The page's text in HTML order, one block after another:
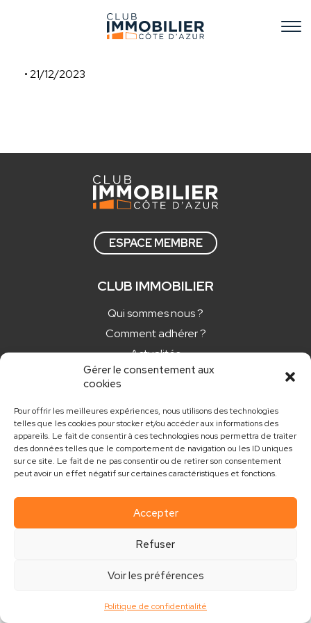
Gérer le consentement aux
cookies
Pour offrir les meilleures expériences, nous utilisons des technologies
telles que les cookies pour stocker et/ou accéder aux informations des
appareils. Le fait de consentir à ces technologies nous permettra de traiter
des données telles que le comportement de navigation ou les ID uniques
sur ce site. Le fait de ne pas consentir ou de retirer son consentement
peut avoir un effet négatif sur certaines caractéristiques et fonctions.
Accepter
Refuser
Voir les préférences
Politique de confidentialité
• 21/12/2023
ESPACE MEMBRE
CLUB IMMOBILIER
Qui sommes nous ?
Comment adhérer ?
Actualités
Nos newsletters
CONTACT
contact@club.immo
Mentions légales
Réalisé par MouvementCom